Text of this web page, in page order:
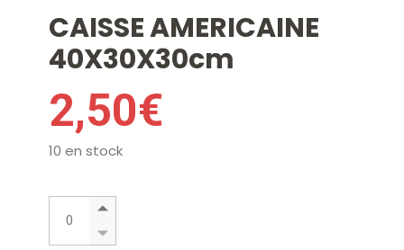
CAISSE AMERICAINE
40X30X30cm
2,50€
10 en stock
CAISSE AMERICAINE 40X30X30cm quantity